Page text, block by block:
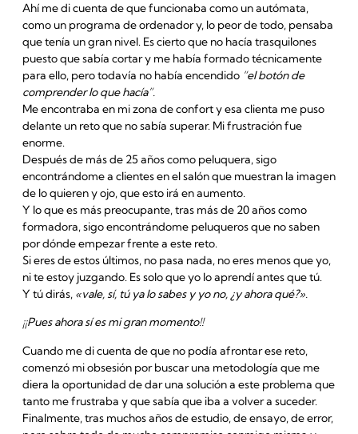
Ahí me di cuenta de que funcionaba como un autómata,
como un programa de ordenador y, lo peor de todo, pensaba
que tenía un gran nivel. Es cierto que no hacía trasquilones
puesto que sabía cortar y me había formado técnicamente
para ello, pero todavía no había encendido “el botón de
comprender lo que hacía”.
Me encontraba en mi zona de confort y esa clienta me puso
delante un reto que no sabía superar. Mi frustración fue
enorme.
Después de más de 25 años como peluquera, sigo
encontrándome a clientes en el salón que muestran la imagen
de lo quieren y ojo, que esto irá en aumento.
Y lo que es más preocupante, tras más de 20 años como
formadora, sigo encontrándome peluqueros que no saben
por dónde empezar frente a este reto.
Si eres de estos últimos, no pasa nada, no eres menos que yo,
ni te estoy juzgando. Es solo que yo lo aprendí antes que tú.
Y tú dirás,«vale, sí, tú ya lo sabes y yo no, ¿y ahora qué?».
¡¡Pues ahora sí es mi gran momento!!
Cuando me di cuenta de que no podía afrontar ese reto,
comenzó mi obsesión por buscar una metodología que me
diera la oportunidad de dar una solución a este problema que
tanto me frustraba y que sabía que iba a volver a suceder.
Finalmente, tras muchos años de estudio, de ensayo, de error,